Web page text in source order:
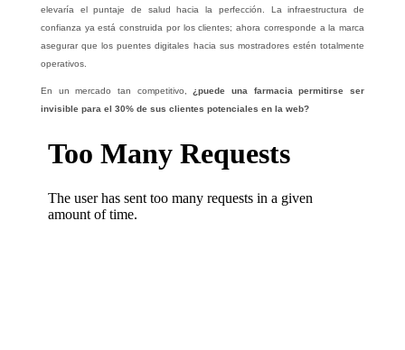
elevaría el puntaje de salud hacia la perfección. La infraestructura de
confianza ya está construida por los clientes; ahora corresponde a la marca
asegurar que los puentes digitales hacia sus mostradores estén totalmente
operativos.
En un mercado tan competitivo,¿puede una farmacia permitirse ser
invisible para el 30% de sus clientes potenciales en la web?